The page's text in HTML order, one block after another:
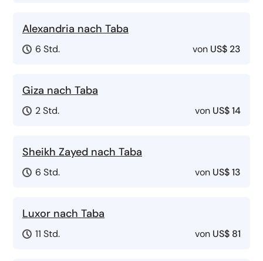
Alexandria nach Taba
6 Std. von US$ 23
Giza nach Taba
2 Std. von US$ 14
Sheikh Zayed nach Taba
6 Std. von US$ 13
Luxor nach Taba
11 Std. von US$ 81